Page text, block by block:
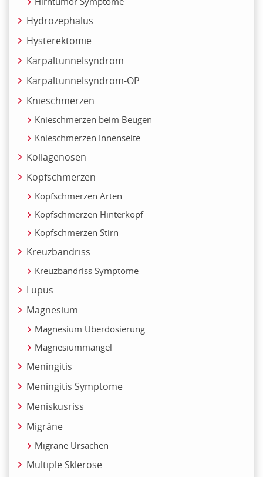
Hydrozephalus
Hysterektomie
Karpaltunnelsyndrom
Karpaltunnelsyndrom-OP
Knieschmerzen
Knieschmerzen beim Beugen
Knieschmerzen Innenseite
Kollagenosen
Kopfschmerzen
Kopfschmerzen Arten
Kopfschmerzen Hinterkopf
Kopfschmerzen Stirn
Kreuzbandriss
Kreuzbandriss Symptome
Lupus
Magnesium
Magnesium Überdosierung
Magnesiummangel
Meningitis
Meningitis Symptome
Meniskusriss
Migräne
Migräne Ursachen
Multiple Sklerose